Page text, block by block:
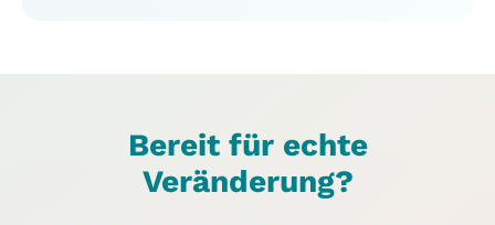
Bereit für echte
Veränderung?